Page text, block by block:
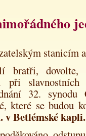
stanicím
bratři, dovolte,
slavnostních
32. synodu
které se budou
v Betlémské kapli.